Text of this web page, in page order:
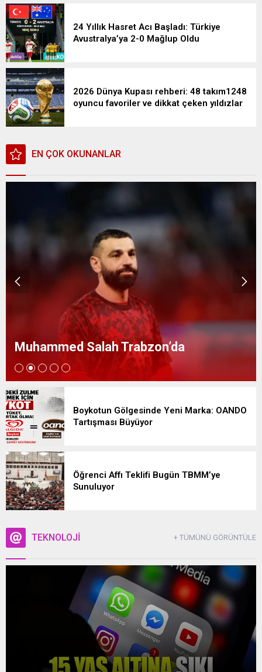
24 Yıllık Hasret Acı Başladı: Türkiye
Avustralya’ya 2-0 Mağlup Oldu
2026 Dünya Kupası rehberi: 48 takım1248
oyuncu favoriler ve dikkat çeken yıldızlar
EN ÇOK OKUNANLAR
Muhammed Salah Trabzon’da
Boykotun Gölgesinde Yeni Marka: OANDO
Tartışması Büyüyor
Öğrenci Affı Teklifi Bugün TBMM’ye
Sunuluyor
TEKNOLOJİ + TÜMÜNÜ GÖRÜNTÜLE